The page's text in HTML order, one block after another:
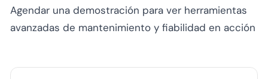
Agendar una demostración para ver herramientas
avanzadas de mantenimiento y fiabilidad en acción